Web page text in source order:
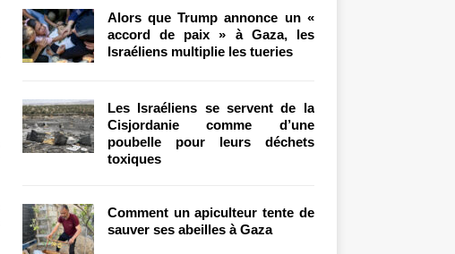
Alors que Trump annonce un «
accord de paix » à Gaza, les
Israéliens multiplie les tueries
Les Israéliens se servent de la
Cisjordanie comme d’une
poubelle pour leurs déchets
toxiques
Comment un apiculteur tente de
sauver ses abeilles à Gaza